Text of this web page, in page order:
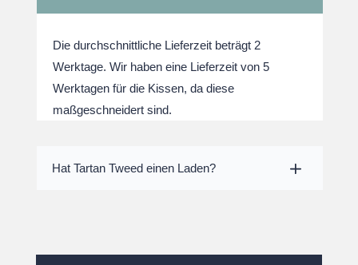
Die durchschnittliche Lieferzeit beträgt 2
Werktage. Wir haben eine Lieferzeit von 5
Werktagen für die Kissen, da diese
maßgeschneidert sind.
Hat Tartan Tweed einen Laden?